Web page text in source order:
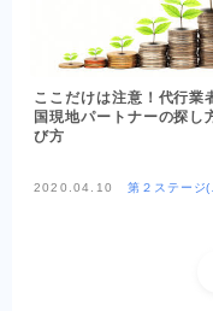
ここだけは注意！代行業
国現地パートナーの探し
び方
2020.04.10
第２ステージ